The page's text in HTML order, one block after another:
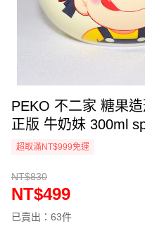
PEKO 不二家 糖果
正版 牛奶妹 300ml
超取滿NT$999免運
NT$830
NT$499
已賣出：63件